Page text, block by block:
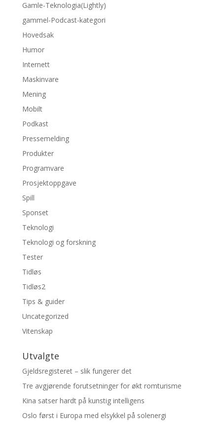
Gamle-Teknologia(Lightly)
gammel-Podcast-kategori
Hovedsak
Humor
Internett
Maskinvare
Mening
Mobilt
Podkast
Pressemelding
Produkter
Programvare
Prosjektoppgave
Spill
Sponset
Teknologi
Teknologi og forskning
Tester
Tidløs
Tidløs2
Tips & guider
Uncategorized
Vitenskap
Utvalgte
Gjeldsregisteret – slik fungerer det
Tre avgjørende forutsetninger for økt romturisme
Kina satser hardt på kunstig intelligens
Oslo først i Europa med elsykkel på solenergi